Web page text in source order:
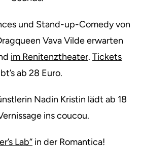
und Stand-up-Comedy von
Vava Vilde erwarten
im Renitenztheater. Tickets
ab 28 Euro.
Nadin Kristin lädt ab 18
ins coucou.
Lab“ in der Romantica!